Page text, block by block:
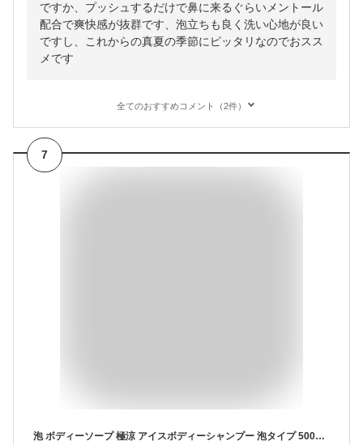
ですか、プッシュするだけで鼻に来るぐらいメントール
配合で爽快感が抜群です、泡立ちも良く洗い心地が良い
ですし、これからの真夏の季節にピッタリなのでおスス
メです
全てのおすすめコメント（2件）
7
泡 ボディーソープ 極涼 アイスボディーシャンプー 泡タイプ 500ml 汗 ベタつき スッキリ 夏 熱い ニオイ 洗浄 爽快 メントール ニオイ対策 クエン酸 クリーミー 肌 泡ソープ 【基本宅配便送料無料】